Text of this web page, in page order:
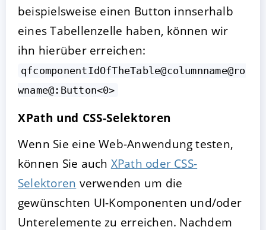
beispielsweise einen Button innserhalb
eines Tabellenzelle haben, können wir
ihn hierüber erreichen:
qfcomponentIdOfTheTable@columnname@ro
wname@:Button<0>
XPath und CSS-Selektoren
Wenn Sie eine Web-Anwendung testen,
können Sie auch XPath oder CSS-
Selektoren verwenden um die
gewünschten UI-Komponenten und/oder
Unterelemente zu erreichen. Nachdem